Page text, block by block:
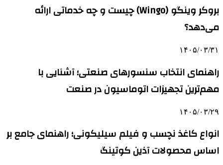
بروکر وینگو (Wingo) چیست و چه خدماتی ارائه
می‌دهد؟
۱۴۰۵/۰۳/۳۱
راهنمای انتخاب سنسورهای صنعتی؛ آشنایی با
مهم‌ترین تجهیزات اتوماسیون در صنعت
۱۴۰۵/۰۳/۲۹
انواع کاغذ نچسب و فیلم سیلیکونی؛ راهنمای جامع بر
اساس محصولات آذین کوتینگ